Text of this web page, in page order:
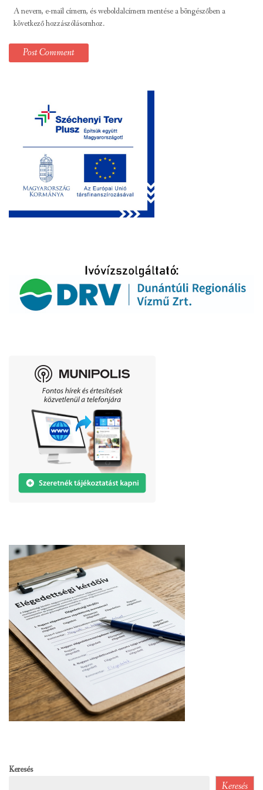
A nevem, e-mail címem, és weboldalcímem mentése a böngészőben a
következő hozzászólásomhoz.
Keresés
Keresés